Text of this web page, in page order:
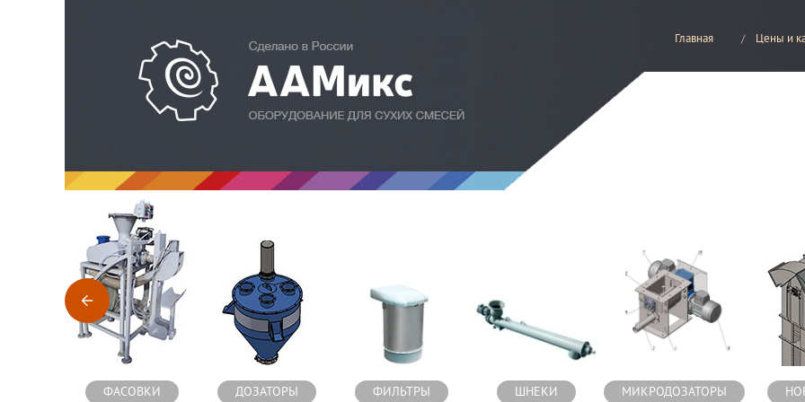
Оборудование для производства сухих строительных смесей Главная Цены и
ФАСОВКИ ДОЗАТОРЫ ФИЛЬТРЫ ШНЕКИ МИКРОДОЗАТОРЫ